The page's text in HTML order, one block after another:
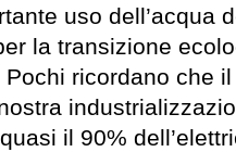
uso dell’acqua
la transizione
Pochi ricordano che
il 90%